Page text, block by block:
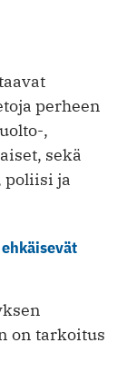
perheen
,
sekä
poliisi ja
on tarkoitus